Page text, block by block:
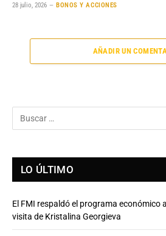
28 julio, 2026 BONOS Y ACCIONES
AÑADIR UN
LO ÚLTIMO
El FMI respaldó el programa económico
visita de Kristalina Georgieva